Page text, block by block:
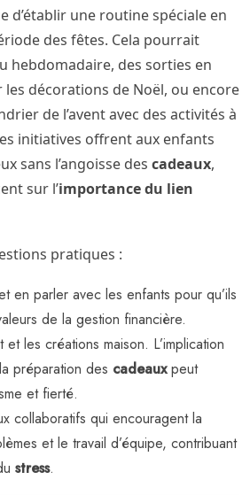
d’établir une routine spéciale en
des fêtes. Cela pourrait
hebdomadaire, des sorties en
décorations de Noël, ou encore
de l’avent avec des activités à
initiatives offrent aux enfants
sans l’angoisse des cadeaux,
sur l’importance du lien
pratiques :
en parler avec les enfants pour qu’ils
de la gestion financière.
et les créations maison. L’implication
préparation des cadeauxpeut
et fierté.
collaboratifs qui encouragent la
et le travail d’équipe, contribuant
stress.